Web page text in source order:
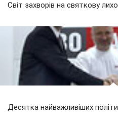
Світ захворів на святкову
Десятка найважливіших